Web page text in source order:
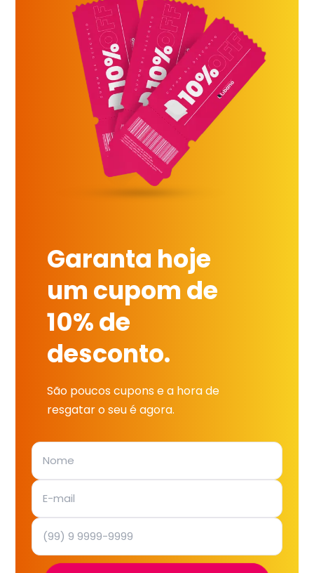
Garanta hoje
um cupom de
10% de
desconto.
São poucos cupons e a hora de
resgatar o seu é agora.